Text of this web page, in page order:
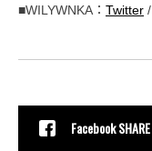
■WILYWNKA： Twitter /
Facebook SHARE